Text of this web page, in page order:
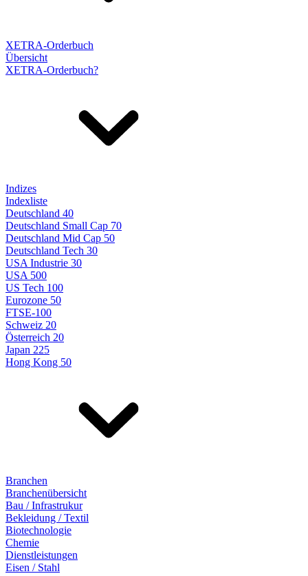
XETRA-Orderbuch
Übersicht
XETRA-Orderbuch?
Indizes
Indexliste
Deutschland 40
Deutschland Small Cap 70
Deutschland Mid Cap 50
Deutschland Tech 30
USA Industrie 30
USA 500
US Tech 100
Eurozone 50
FTSE-100
Schweiz 20
Österreich 20
Japan 225
Hong Kong 50
Branchen
Branchenübersicht
Bau / Infrastrukur
Bekleidung / Textil
Biotechnologie
Chemie
Dienstleistungen
Eisen / Stahl